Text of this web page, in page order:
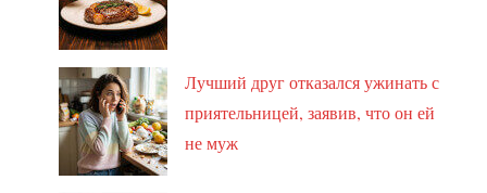
Лучший друг отказался ужинать с
приятельницей, заявив, что он ей
не муж